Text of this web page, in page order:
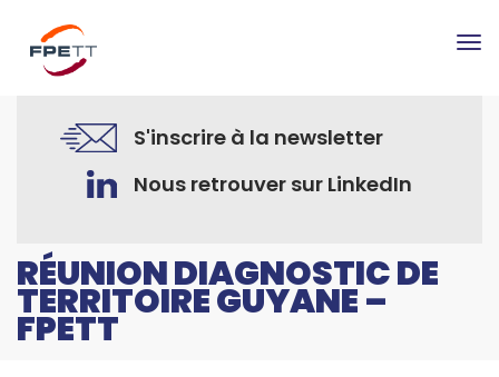
RÉUNION DIAGNOSTIC DE
TERRITOIRE GUYANE –
FPETT
S'inscrire à la newsletter
Nous retrouver sur LinkedIn